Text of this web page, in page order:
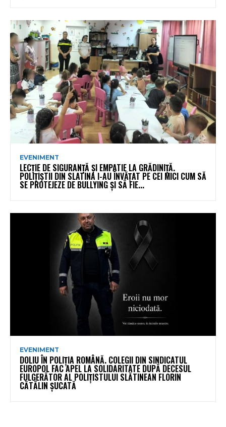
EVENIMENT
LECȚIE DE SIGURANȚĂ ȘI EMPATIE LA GRĂDINIȚĂ.
POLIȚIȘTII DIN SLATINA I-AU ÎNVĂȚAT PE CEI MICI CUM SĂ
SE PROTEJEZE DE BULLYING ȘI SĂ FIE...
EVENIMENT
DOLIU ÎN POLIȚIA ROMÂNĂ. COLEGII DIN SINDICATUL
EUROPOL FAC APEL LA SOLIDARITATE DUPĂ DECESUL
FULGERĂTOR AL POLIȚISTULUI SLĂTINEAN FLORIN
CĂTĂLIN ȘUCATĂ